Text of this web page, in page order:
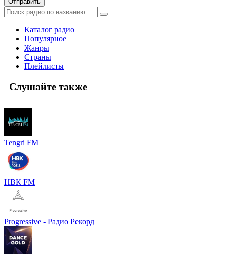
Каталог радио
Популярное
Жанры
Страны
Плейлисты
Слушайте также
Tengri FM
НВК FM
Progressive - Радио Рекорд